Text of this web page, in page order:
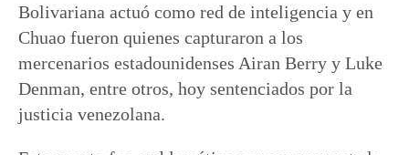
Bolivariana actuó como red de inteligencia y en
Chuao fueron quienes capturaron a los
mercenarios estadounidenses Airan Berry y Luke
Denman, entre otros, hoy sentenciados por la
justicia venezolana.